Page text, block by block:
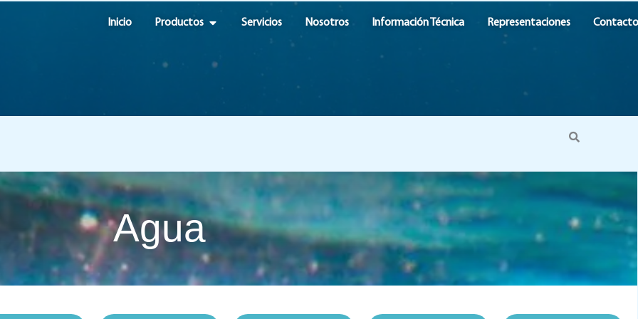
Inicio Productos OPEN PRODUCTOS
Servicios Nosotros Información Técnica Representaciones
Agua